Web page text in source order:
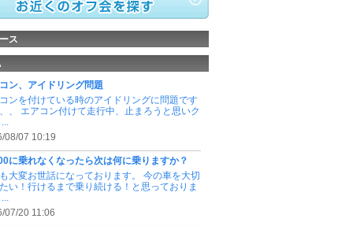
ス
ン、アイドリング問題
ンを付けている時のアイドリングに問題です
、 エアコン付けて走行中、止まろうと思いク
08/07 10:19
に乗れなくなったら次は何に乗りますか？
大変お世話になっております。 今の車を大切
い！行けるまで乗り続ける！と思っておりま
07/20 11:06